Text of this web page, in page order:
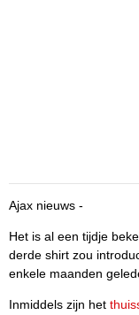
Ajax nieuws -
Het is al een tijdje
derde shirt zou
enkele maanden
Inmiddels zijn het